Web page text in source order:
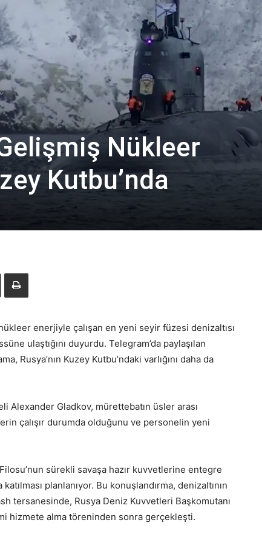
Nükleer
Kutbu’nda
enerjiyle çalışan en yeni seyir füzesi denizaltısı
ulaştığını duyurdu. Telegram’da paylaşılan
Rusya’nın Kuzey Kutbu’ndaki varlığını daha da
Alexander Gladkov, mürettebatın üsler arası
çalışır durumda olduğunu ve personelin yeni
sürekli savaşa hazır kuvvetlerine entegre
planlanıyor. Bu konuşlandırma, denizaltının
tersanesinde, Rusya Deniz Kuvvetleri Başkomutanı
hizmete alma töreninden sonra gerçekleşti.